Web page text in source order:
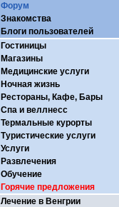
Форум
Знакомства
Блоги пользователей
Гостиницы
Магазины
Медицинские услуги
Ночная жизнь
Рестораны, Кафе, Бары
Спа и веллнесс
Термальные курорты
Туристические услуги
Услуги
Развлечения
Обучение
Горячие предложения
Лечение в Венгрии